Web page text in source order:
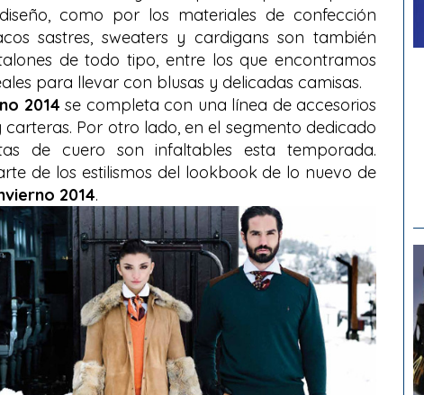
como por los materiales de confección
sastres, sweaters y cardigans son también
de todo tipo, entre los que encontramos
para llevar con blusas y delicadas camisas.
2014 se completa con una línea de accesorios
Por otro lado, en el segmento dedicado
de cuero son infaltables esta temporada.
de los estilismos del lookbook de lo nuevo de
2014.